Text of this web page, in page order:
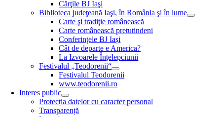
Cărţile BJ Iaşi
Biblioteca judeţeană Iaşi, în România şi în lume
Carte şi tradiţie românească
Carte românească pretutindeni
Conferințele BJ Iași
Cât de departe e America?
La Izvoarele Înţelepciunii
Festivalul „Teodorenii“
Festivalul Teodorenii
www.teodorenii.ro
Interes public
Protecția datelor cu caracter personal
Transparență